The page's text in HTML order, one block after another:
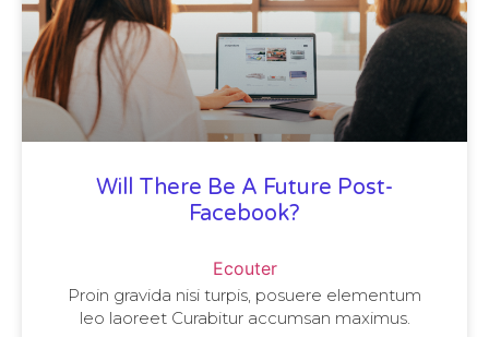
Will There Be A Future Post-
Facebook?
Ecouter
Proin gravida nisi turpis, posuere elementum
leo laoreet Curabitur accumsan maximus.